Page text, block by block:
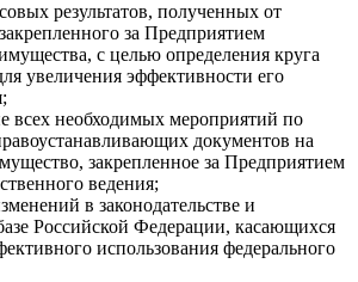
результатов, полученных от
за Предприятием
с целью определения круга
увеличения эффективности его
всех необходимых мероприятий по
документов на
закрепленное за Предприятием
ведения;
в законодательстве и
Российской Федерации, касающихся
использования федерального